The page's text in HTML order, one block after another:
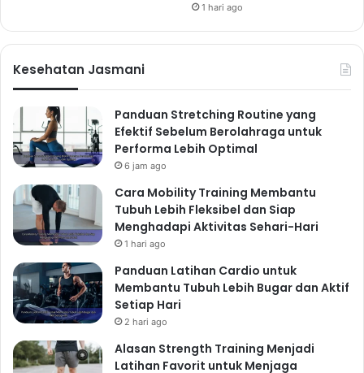
1 hari ago
Kesehatan Jasmani
Panduan Stretching Routine yang
Efektif Sebelum Berolahraga untuk
Performa Lebih Optimal
6 jam ago
Cara Mobility Training Membantu
Tubuh Lebih Fleksibel dan Siap
Menghadapi Aktivitas Sehari-Hari
1 hari ago
Panduan Latihan Cardio untuk
Membantu Tubuh Lebih Bugar dan Aktif
Setiap Hari
2 hari ago
Alasan Strength Training Menjadi
Latihan Favorit untuk Menjaga